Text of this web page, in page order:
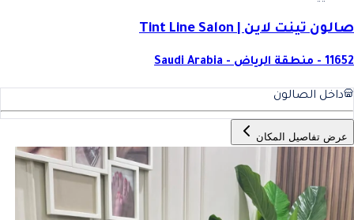
صالون تينت لاين | Tint Line Salon
11652 - منطقة الرياض - Saudi Arabia
داخل الصالون
عرض تفاصيل المكان